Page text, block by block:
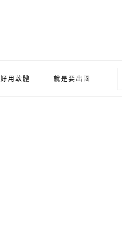
好用軟體 就是要出國